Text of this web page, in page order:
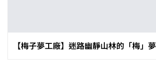
【梅子夢工廠】迷路幽靜山林的「梅」夢